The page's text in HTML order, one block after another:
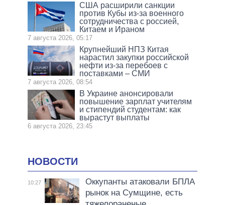
США расширили санкции
против Кубы из-за военного
сотрудничества с россией,
Китаем и Ираном
7 августа 2026, 05:17
Крупнейший НПЗ Китая
нарастил закупки российской
нефти из-за перебоев с
поставками – СМИ
7 августа 2026, 08:54
В Украине анонсировали
повышение зарплат учителям
и стипендий студентам: как
вырастут выплаты
6 августа 2026, 23:45
НОВОСТИ
10:27
Оккупанты атаковали БПЛА
рынок на Сумщине, есть